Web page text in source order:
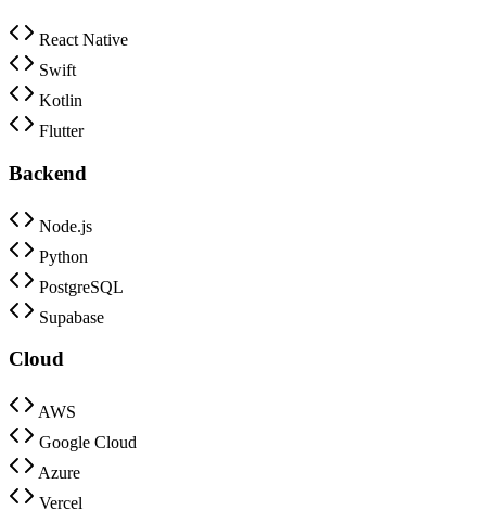
React Native
Swift
Kotlin
Flutter
Backend
Node.js
Python
PostgreSQL
Supabase
Cloud
AWS
Google Cloud
Azure
Vercel